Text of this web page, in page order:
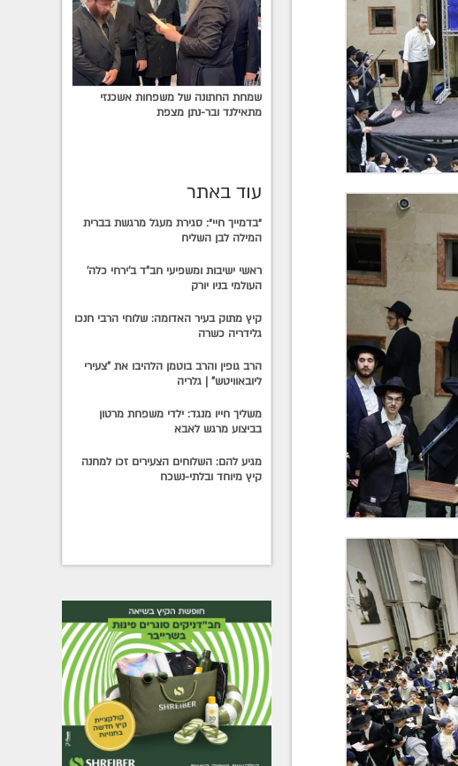
שמחת החתונה של משפחות אשכנזי
מתאילנד ובר-נתן מצפת
עוד באתר
״בדמייך חיי״: סגירת מעגל מרגשת בברית
המילה לבן השליח
ראשי ישיבות ומשפיעי חב"ד ב'ירחי כלה'
העולמי בניו יורק
קיץ מתוק בעיר האדומה: שלוחי הרבי חנכו
גלידריה כשרה
הרב גופין והרב בוטמן הלהיבו את "צעירי
ליובאוויטש" | גלריה
משליך חייו מנגד: ילדי משפחת מרטון
בביצוע מרגש לאבא
מגיע להם: השלוחים הצעירים זכו למחנה
קיץ מיוחד ובלתי-נשכח